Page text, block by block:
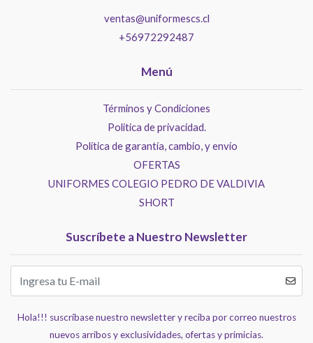
ventas@uniformescs.cl
+56972292487
Menú
Términos y Condiciones
Politica de privacidad.
Política de garantía, cambio, y envío
OFERTAS
UNIFORMES COLEGIO PEDRO DE VALDIVIA
SHORT
Suscríbete a Nuestro Newsletter
Hola!!! suscríbase nuestro newsletter y reciba por correo nuestros
nuevos arribos y exclusividades, ofertas y primicias.